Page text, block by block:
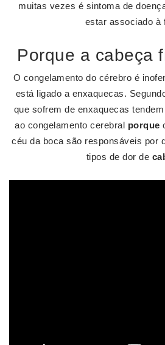
muitas vezes é sintoma de
estar associado à
Porque a cabeça
O congelamento do cérebro é
está ligado a enxaquecas.
que sofrem de enxaquecas
ao congelamento cerebral porque
céu da boca são responsáveis por
tipos de dor de